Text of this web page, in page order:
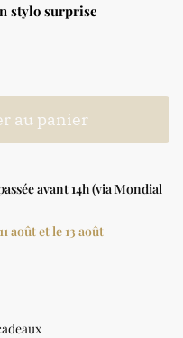
stylo surprise
au panier
avant 14h (via Mondial
août et le 13 août